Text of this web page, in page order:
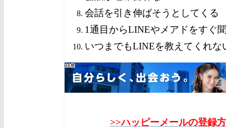
会話を引き伸ばそうとしてくる
1通目からLINEやメアドをすぐ
いつまでもLINEを教えてくれな
>>ハッピーメールの登録